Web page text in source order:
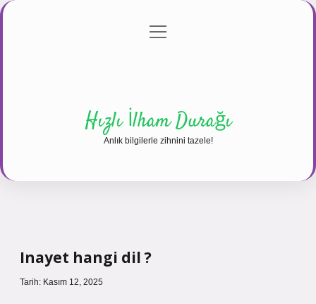
Gizlilik Politikası
menüyü
Hızlı İlham Durağı
Anlık bilgilerle zihnini tazele!
Inayet hangi dil ?
Tarih: Kasım 12, 2025